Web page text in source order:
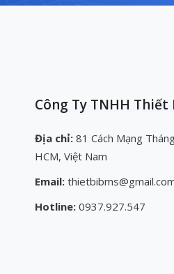
Công Ty TNHH Thiết
Địa chỉ: 81 Cách Mạng
HCM, Việt Nam
Email:
Hotline: 0937.927.547